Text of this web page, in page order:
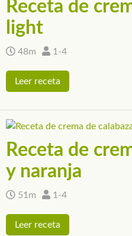
Receta de
light
48m 1-4
Leer receta
Receta de
y naranja
51m 1-4
Leer receta